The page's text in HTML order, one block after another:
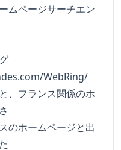
ページサーチエン
WebRing/
フランス関係のホ
ホームページと出